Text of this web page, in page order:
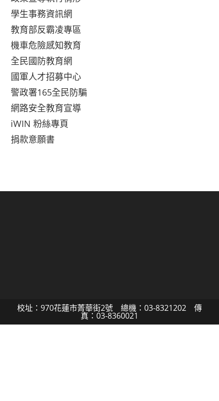
學生事務資訊網
教育部反霸凌專區
機車危險感知教育
全民國防教育網
國軍人才招募中心
警政署165全民防騙
網路安全教育宣導
iWIN 粉絲專頁
捐款意願書
校址：970花蓮市菁華街2號 總機：03-8321202 傳
真：03-8360021